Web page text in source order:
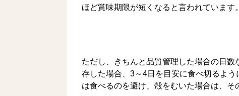
ほど賞味期限が短くなると言われています。
ただし、きちんと品質管理した場合の日
存した場合、3～4日を目安に食べ切るよ
は食べるのを避け、殻をむいた場合は、そ